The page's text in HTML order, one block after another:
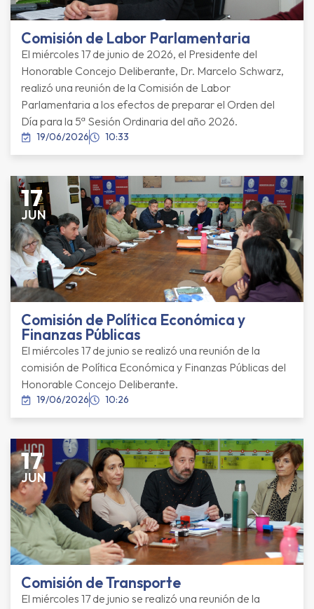
Comisión de Labor Parlamentaria
El miércoles 17 de junio de 2026, el Presidente del
Honorable Concejo Deliberante, Dr. Marcelo Schwarz,
realizó una reunión de la Comisión de Labor
Parlamentaria a los efectos de preparar el Orden del
Día para la 5ª Sesión Ordinaria del año 2026.
19/06/2026 10:33
17
JUN
Comisión de Política Económica y
Finanzas Públicas
El miércoles 17 de junio se realizó una reunión de la
comisión de Política Económica y Finanzas Públicas del
Honorable Concejo Deliberante.
19/06/2026 10:26
17
JUN
Comisión de Transporte
El miércoles 17 de junio se realizó una reunión de la